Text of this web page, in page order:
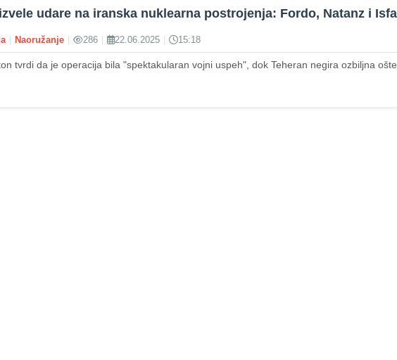
udare na iranska nuklearna postrojenja: Fordo, Natanz i
Naoružanje 286 22.06.2025 15:18
tvrdi da je operacija bila "spektakularan vojni uspeh", dok Teheran negira ozbiljna